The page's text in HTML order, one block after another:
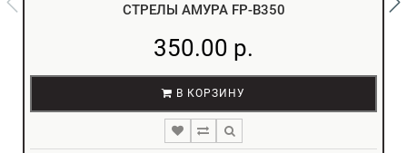
СТРЕЛЫ АМУРА FP-B350
350.00 р.
В КОРЗИНУ